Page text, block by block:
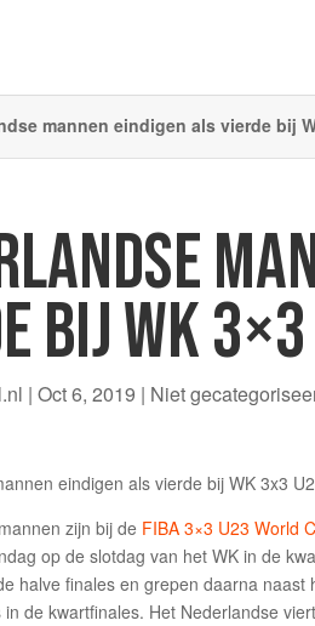
mannen eindigen als vierde bij
BIJ WK
|Oct 6, 2019 | Niet
zijn bij de FIBA 3×3 U23 World
op de slotdag van het WK in de
halve finales en grepen daarna
de kwartfinales. Het Nederlandse